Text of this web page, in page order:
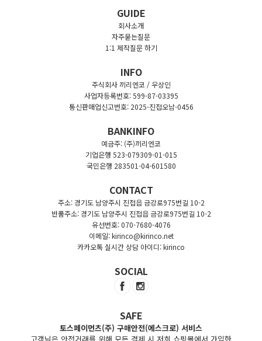
GUIDE
회사소개
자주묻는질문
1:1 제작질문 하기
INFO
주식회사 끼리엔코 / 우상인
사업자등록번호: 599-87-03395
통신판매업신고번호: 2025-진접오남-0456
BANKINFO
예금주: (주)끼리엔코
기업은행 523-079309-01-015
국민은행 283501-04-601580
CONTACT
주소: 경기도 남양주시 진접읍 금강로975번길 10-2
반품주소: 경기도 남양주시 진접읍 금강로975번길 10-2
유선번호: 070-7680-4076
이메일: kirinco@kirinco.net
카카오톡 실시간 상담 아이디: kirinco
SOCIAL
SAFE
토스페이먼츠(주) 구매안전(에스크로) 서비스